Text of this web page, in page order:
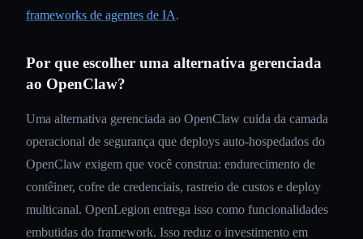
frameworks de agentes de IA.
Por que escolher uma alternativa gerenciada
ao OpenClaw?
Uma alternativa gerenciada ao OpenClaw cuida da camada
operacional de segurança que deploys auto-hospedados do
OpenClaw exigem que você construa: endurecimento de
contêiner, cofre de credenciais, rastreio de custos e deploy
multicanal. OpenLegion entrega isso como funcionalidades
embutidas do framework. Isso reduz o investimento em